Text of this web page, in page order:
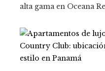
alta gama en Oceana